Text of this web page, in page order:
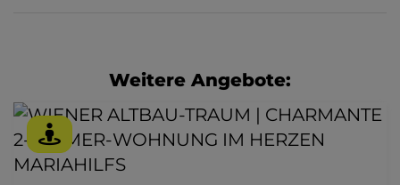
Weitere Angebote: